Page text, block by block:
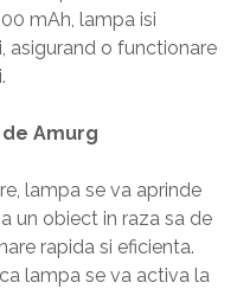
mAh, lampa isi
asigurand o functionare
Amurg
lampa se va aprinde
un obiect in raza sa de
rapida si eficienta.
lampa se va activa la